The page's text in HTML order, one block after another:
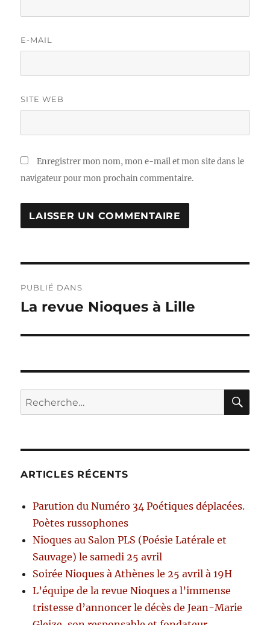
E-MAIL
SITE WEB
Enregistrer mon nom, mon e-mail et mon site dans le
navigateur pour mon prochain commentaire.
de
PUBLIÉ DANS
La revue Nioques à Lille
Recherche
pour :
ARTICLES RÉCENTS
Parution du Numéro 34 Poétiques déplacées.
Poètes russophones
Nioques au Salon PLS (Poésie Latérale et
Sauvage) le samedi 25 avril
Soirée Nioques à Athènes le 25 avril à 19H
L’équipe de la revue Nioques a l’immense
tristesse d’annoncer le décès de Jean-Marie